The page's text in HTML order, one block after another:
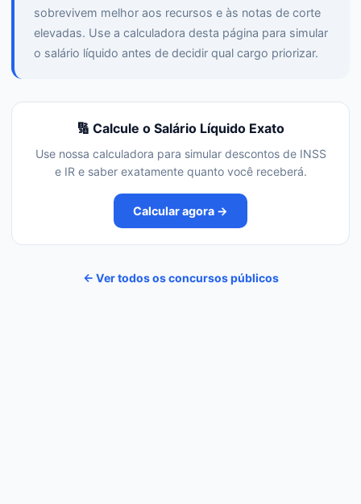
sobrevivem melhor aos recursos e às notas de corte
elevadas. Use a calculadora desta página para simular
o salário líquido antes de decidir qual cargo priorizar.
🔢 Calcule o Salário Líquido Exato
Use nossa calculadora para simular descontos de INSS
e IR e saber exatamente quanto você receberá.
Calcular agora →
← Ver todos os concursos públicos